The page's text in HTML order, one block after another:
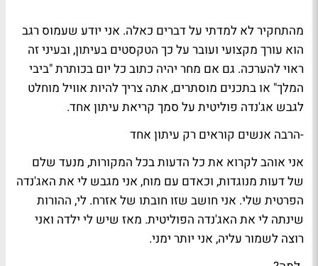
מהתחקיר לא למדתי על דברים כאלה. אני יודע שעמוס רגב
הוא עורך מקצועי ועובר על כך הטקסטים בעיתון, ובעיני זה
ראוי להערכה. גם אם מחר יהיה כתוב כל יום בכותרת "ביבי
המלך" או בתכנים מוסתרים, אתה צריך להיות אוויל מוחלט
לגבש אג'נדה פוליטית על סמך קריאת עיתון אחד.
-הרבה אנשים קוראים רק עיתון אחד
אני אוהב לקרוא את כל הדעות בכל המקורות, מנעד שלם
של דעות מנוגדות, וכאדם עם מוח, אני מגבש לי את האג'נדה
הפרטית שלי. אני חושב שזו חובתו של אזרח. לי, ההורות
שינתה לי את האג'נדה הפוליטית. מאז שיש לי ילדה ואני
רוצה לשמור עליה, אני יותר ימני.